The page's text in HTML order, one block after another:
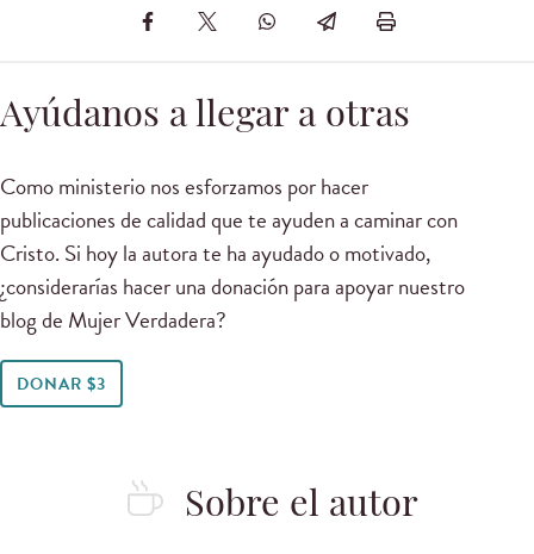
Ayúdanos a llegar a otras
Como ministerio nos esforzamos por hacer
publicaciones de calidad que te ayuden a caminar con
Cristo. Si hoy la autora te ha ayudado o motivado,
¿considerarías hacer una donación para apoyar nuestro
blog de Mujer Verdadera?
DONAR $3
Sobre el autor